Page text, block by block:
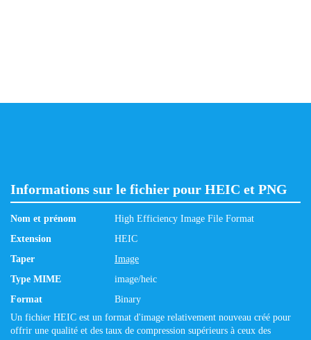
Informations sur le fichier pour HEIC et PNG
Nom et prénom
High Efficiency Image File Format
Extension
HEIC
Taper
Image
Type MIME
image/heic
Format
Binary
Un fichier HEIC est un format d'image relativement nouveau créé pour
offrir une qualité et des taux de compression supérieurs à ceux des